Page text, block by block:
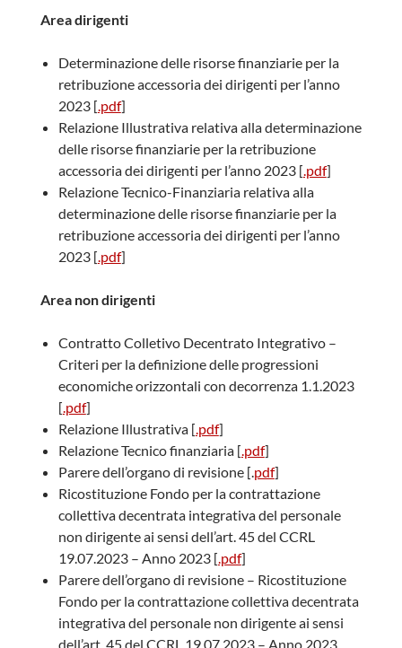
Area dirigenti
Determinazione delle risorse finanziarie per la
retribuzione accessoria dei dirigenti per l’anno
2023 [.pdf]
Relazione Illustrativa relativa alla determinazione
delle risorse finanziarie per la retribuzione
accessoria dei dirigenti per l’anno 2023 [.pdf]
Relazione Tecnico-Finanziaria relativa alla
determinazione delle risorse finanziarie per la
retribuzione accessoria dei dirigenti per l’anno
2023 [.pdf]
Area non dirigenti
Contratto Colletivo Decentrato Integrativo –
Criteri per la definizione delle progressioni
economiche orizzontali con decorrenza 1.1.2023
[.pdf]
Relazione Illustrativa [.pdf]
Relazione Tecnico finanziaria [.pdf]
Parere dell’organo di revisione [.pdf]
Ricostituzione Fondo per la contrattazione
collettiva decentrata integrativa del personale
non dirigente ai sensi dell’art. 45 del CCRL
19.07.2023 – Anno 2023 [.pdf]
Parere dell’organo di revisione – Ricostituzione
Fondo per la contrattazione collettiva decentrata
integrativa del personale non dirigente ai sensi
dell’art. 45 del CCRL 19.07.2023 – Anno 2023